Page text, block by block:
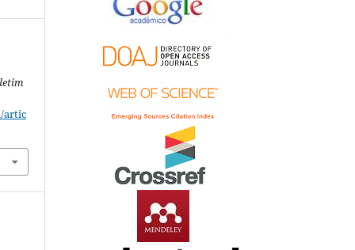
artic